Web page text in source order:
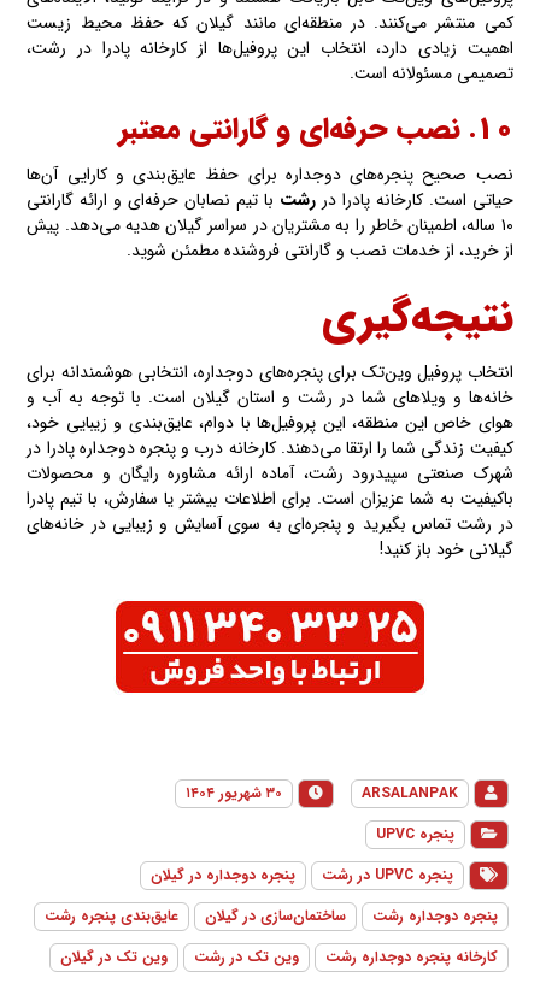
کمی منتشر می‌کنند. در منطقه‌ای مانند گیلان که حفظ محیط زیست
اهمیت زیادی دارد، انتخاب این پروفیل‌ها از کارخانه پادرا در رشت،
تصمیمی مسئولانه است.
۱۰. نصب حرفه‌ای و گارانتی معتبر
نصب صحیح پنجره‌های دوجداره برای حفظ عایق‌بندی و کارایی آن‌ها
حیاتی است. کارخانه پادرا دررشت با تیم نصابان حرفه‌ای و ارائه گارانتی
۱۰ ساله، اطمینان خاطر را به مشتریان در سراسر گیلان هدیه می‌دهد. پیش
از خرید، از خدمات نصب و گارانتی فروشنده مطمئن شوید.
نتیجه‌گیری
انتخاب پروفیل وین‌تک برای پنجره‌های دوجداره، انتخابی هوشمندانه برای
خانه‌ها و ویلاهای شما در رشت و استان گیلان است. با توجه به آب و
هوای خاص این منطقه، این پروفیل‌ها با دوام، عایق‌بندی و زیبایی خود،
کیفیت زندگی شما را ارتقا می‌دهند. کارخانه درب و پنجره دوجداره پادرا در
شهرک صنعتی سپیدرود رشت، آماده ارائه مشاوره رایگان و محصولات
باکیفیت به شما عزیزان است. برای اطلاعات بیشتر یا سفارش، با تیم پادرا
در رشت تماس بگیرید و پنجره‌ای به سوی آسایش و زیبایی در خانه‌های
گیلانی خود باز کنید!
ARSALANPAK
۳۰ شهریور ۱۴۰۴
پنجره UPVC
پنجره UPVC در رشت
پنجره دوجداره در گیلان
پنجره دوجداره رشت
ساختمان‌سازی در گیلان
عایق‌بندی پنجره رشت
کارخانه پنجره دوجداره رشت
وین تک در رشت وین تک در گیلان